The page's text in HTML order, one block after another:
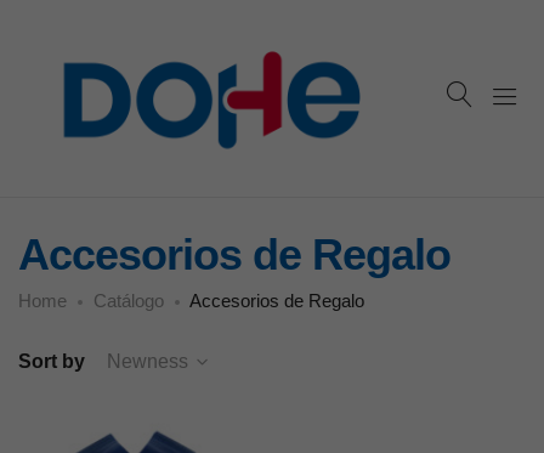
Accesorios de Regalo
Home Catálogo Accesorios de Regalo
Sort by Newness